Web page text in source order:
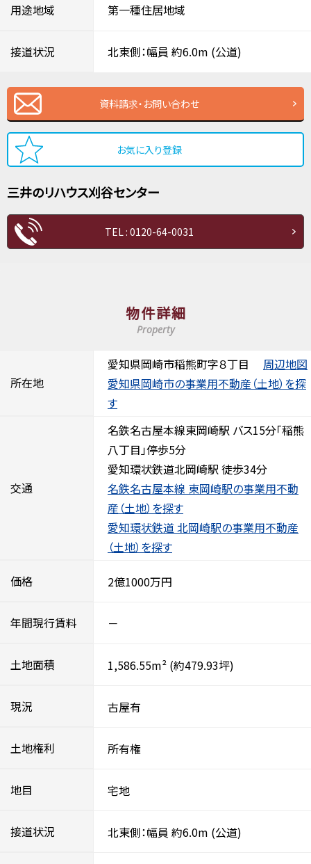
用途地域 第一種住居地域
接道状況 北東側：幅員 約6.0m (公道)
資料請求・お問い合わせ
お気に入り登録
三井のリハウス刈谷センター
TEL : 0120-64-0031
物件詳細
Property
所在地
愛知県岡崎市稲熊町字８丁目
周辺地図
愛知県岡崎市の事業用不動産（土地）を探
す
交通
名鉄名古屋本線東岡崎駅 バス15分「稲熊
八丁目」停歩5分
愛知環状鉄道北岡崎駅 徒歩34分
名鉄名古屋本線 東岡崎駅の事業用不動
産（土地）を探す
愛知環状鉄道 北岡崎駅の事業用不動産
（土地）を探す
価格 2億1000万円
年間現行賃料 －
土地面積 1,586.55m² (約479.93坪)
現況 古屋有
土地権利 所有権
地目 宅地
接道状況 北東側：幅員 約6.0m (公道)